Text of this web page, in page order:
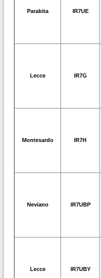
Parabita IR7UE
Lecce IR7G
Montesardo IR7H
Neviano IR7UBP
Lecce IR7UBY